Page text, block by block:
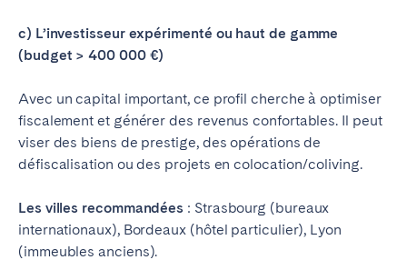
c) L’investisseur expérimenté ou haut de gamme
(budget > 400 000 €)
Avec un capital important, ce profil cherche à optimiser
fiscalement et générer des revenus confortables. Il peut
viser des biens de prestige, des opérations de
défiscalisation ou des projets en colocation/coliving.
Les villes recommandées : Strasbourg (bureaux
internationaux), Bordeaux (hôtel particulier), Lyon
(immeubles anciens).